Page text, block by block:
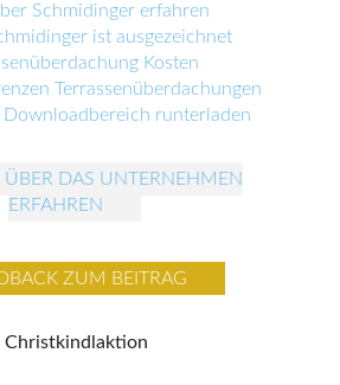
Schmidinger erfahren
ist ausgezeichnet
Kosten
Terrassenüberdachungen
Downloadbereich runterladen
ÜBER DAS UNTERNEHMEN
ERFAHREN
ZUM BEITRAG